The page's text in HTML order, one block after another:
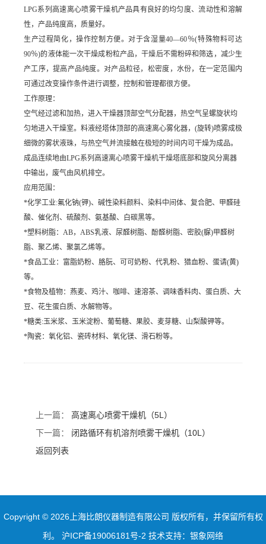
LPG系列高速离心喷雾干燥机产品具有良好的均匀度、流动性和溶解
性，产品纯度高，质量好。
生产过程简化，操作控制方便。对于含湿量40—60％(特殊物料可达
90％)的液体能一次干燥成粉粒产品，干燥后不需粉碎和筛选，减少生
产工序，提高产品纯度。对产品粒径，松密度，水份，在一定范围内
可通过改变操作条件进行调整，控制和管理都很方便。
工作原理：
空气经过滤和加热，进入干燥器顶部空气分配器，热空气呈螺旋状均
匀地进入干燥室。料液经塔体顶部的高速离心雾化器，(旋转)喷雾成极
细微的雾状液珠，与热空气并流接触在极短的时间内可干燥为成品。
成品连续地由LPG系列高速离心喷雾干燥机干燥塔底部和旋风分离器
中输出，废气由风机排空。
应用范围：
*化学工业:氟化钠(钾)、碱性染料颜料、染料中间体、复合肥、甲醛硅
酸、催化剂、硫酸剂、氨基酸、白碳黑等。
*塑料树脂：AB，ABS乳液、尿醛树脂、酚醛树脂、密胶(脲)甲醛树
脂、聚乙烯、聚氯乙烯等。
*食品工业：富脂奶粉、胳朊、可可奶粉、代乳粉、猎血粉、蛋请(黄)
等。
*食物及植物：燕麦、鸡汁、咖啡、速溶茶、调味香料肉、蛋白质、大
豆、花生蛋白质、水解物等。
*糖类:玉米浆、玉米淀粉、葡萄糖、果胶、麦芽糖、山梨酸钾等。
*陶瓷：氧化铝、瓷砖材料、氧化镁、滑石粉等。
上一篇： 高速离心喷雾干燥机（5L）
下一篇： 闭路循环有机溶剂喷雾干燥机（10L）
返回列表
Copyright © 2026上海比朗仪器制造有限公司 版权所有，并保留所有权
利。 沪ICP备19006181号-2 技术支持： 银象网络